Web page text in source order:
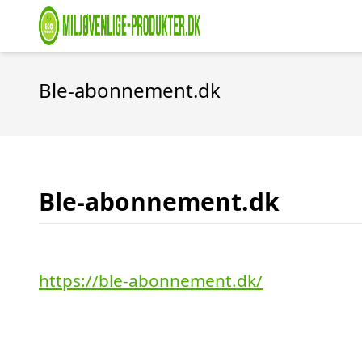
Ble-abonnement.dk
Ble-abonnement.dk
https://ble-abonnement.dk/